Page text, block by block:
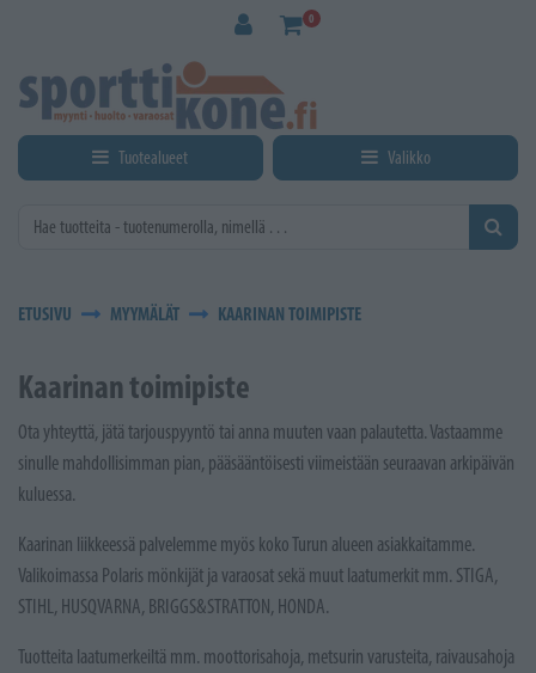
0
Tuotealueet Valikko
ETUSIVU MYYMÄLÄT KAARINAN TOIMIPISTE
Kaarinan toimipiste
Ota yhteyttä, jätä tarjouspyyntö tai anna muuten vaan palautetta. Vastaamme
sinulle mahdollisimman pian, pääsääntöisesti viimeistään seuraavan arkipäivän
kuluessa.
Kaarinan liikkeessä palvelemme myös koko Turun alueen asiakkaitamme.
Valikoimassa Polaris mönkijät ja varaosat sekä muut laatumerkit mm. STIGA,
STIHL, HUSQVARNA, BRIGGS&STRATTON, HONDA.
Tuotteita laatumerkeiltä mm. moottorisahoja, metsurin varusteita, raivausahoja